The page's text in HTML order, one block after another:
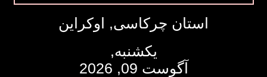
استان چرکاسی, اوکراین
یکشنبه,
آگوست 09, 2026